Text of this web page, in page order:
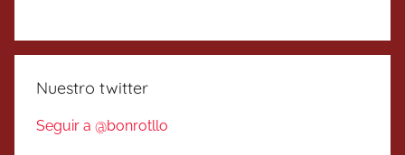
Nuestro twitter
Seguir a @bonrotllo